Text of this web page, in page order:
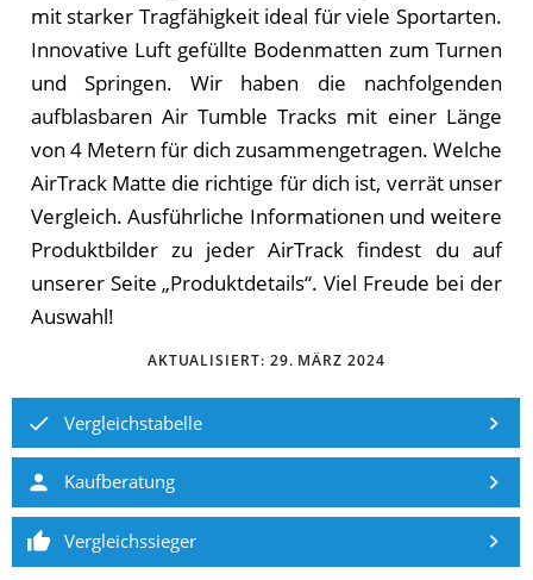
mit starker Tragfähigkeit ideal für viele Sportarten.
Innovative Luft gefüllte Bodenmatten zum Turnen
und Springen. Wir haben die nachfolgenden
aufblasbaren Air Tumble Tracks mit einer Länge
von 4 Metern für dich zusammengetragen. Welche
AirTrack Matte die richtige für dich ist, verrät unser
Vergleich. Ausführliche Informationen und weitere
Produktbilder zu jeder AirTrack findest du auf
unserer Seite „Produktdetails“. Viel Freude bei der
Auswahl!
AKTUALISIERT: 29. MÄRZ 2024
Vergleichstabelle
Kaufberatung
Vergleichssieger